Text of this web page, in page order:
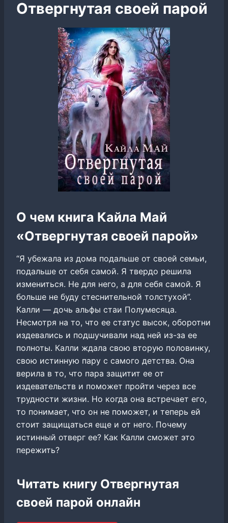
Отвергнутая своей парой
О чем книга Кайла Май
«Отвергнутая своей парой»
“Я убежала из дома подальше от своей семьи,
подальше от себя самой. Я твердо решила
измениться. Не для него, а для себя самой. Я
больше не буду стеснительной толстухой”.
Калли — дочь альфы стаи Полумесяца.
Несмотря на то, что ее статус высок, оборотни
издевались и подшучивали над ней из-за ее
полноты. Калли ждала свою вторую половинку,
свою истинную пару с самого детства. Она
верила в то, что пара защитит ее от
издевательств и поможет пройти через все
трудности жизни. Но когда она встречает его,
то понимает, что он не поможет, и теперь ей
стоит защищаться еще и от него. Почему
истинный отверг ее? Как Калли сможет это
пережить?
Читать книгу Отвергнутая
своей парой онлайн